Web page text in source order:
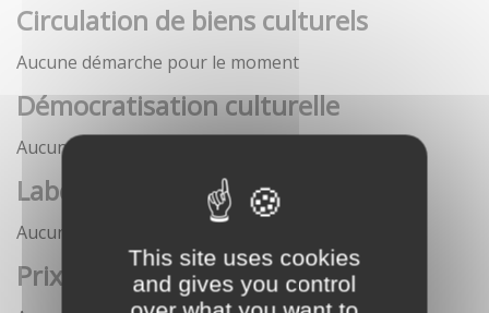
This site uses cookies
and gives you control
Circulation de biens culturels
Aucune démarche pour le moment
Démocratisation culturelle
Aucune démarche pour le moment
Labels
Aucune démarche pour le moment
Prix